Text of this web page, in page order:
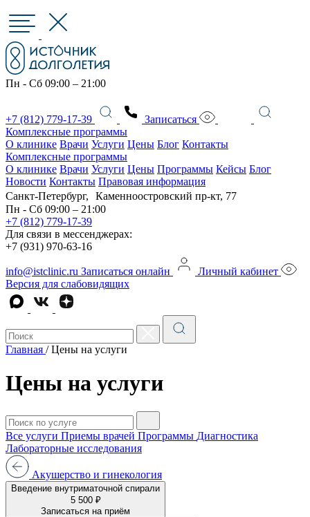
Пн - Сб 09:00 – 21:00
+7 (812) 779-17-39
Записаться
Комплексные программы
О клинике Врачи Услуги Цены Блог Контакты
Комплексные программы
О клинике Врачи Услуги Цены Программы Кейсы Блог
Новости Контакты Правовая информация
Санкт-Петербург, Каменноостровский пр-кт, 77
Пн - Сб 09:00 – 21:00
+7 (812) 779-17-39
Для связи в мессенджерах:
+7 (931) 970-63-16
info@istclinic.ru Записаться онлайн
Личный кабинет
Версия для слабовидящих
Главная / Цены на услуги
Цены на услуги
Все услуги Приемы врачей Программы Диагностика
Лабораторные исследования
Акушерство и гинекология
Введение внутриматочной спирали
5 500 ₽
Записаться на приём